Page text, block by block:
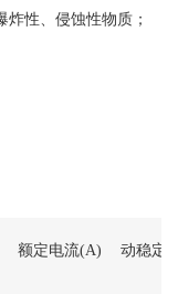
性、侵蚀性物质；
额定电流(A) 动稳定